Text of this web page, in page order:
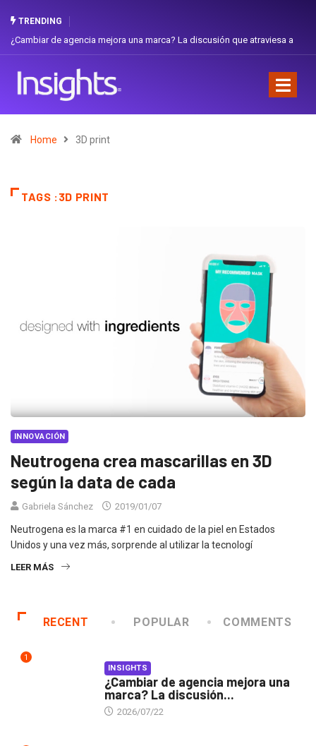
TRENDING
¿Cambiar de agencia mejora una marca? La discusión que atraviesa a
Home 3D print
TAGS :3D PRINT
INNOVACIÓN
Neutrogena crea mascarillas en 3D
según la data de cada
Gabriela Sánchez 2019/01/07
Neutrogena es la marca #1 en cuidado de la piel en Estados
Unidos y una vez más, sorprende al utilizar la tecnologí
LEER MÁS
RECENT POPULAR COMMENTS
1
INSIGHTS
¿Cambiar de agencia mejora una
marca? La discusión...
2026/07/22